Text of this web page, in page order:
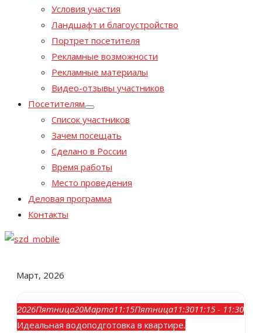
Условия участия
Ландшафт и благоустройство
Портрет посетителя
Рекламные возможности
Рекламные материалы
Видео-отзывы участников
Посетителям
Список участников
Зачем посещать
Сделано в России
Время работы
Место проведения
Деловая программа
Контакты
Март, 2026
2026Пятница20Марта11:15Пятница11:3011:15 - 11:30
Идеальная водоподготовка в квартире.